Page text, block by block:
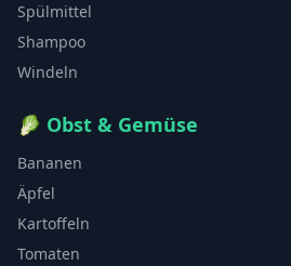
Spülmittel
Shampoo
Windeln
🥬 Obst & Gemüse
Bananen
Äpfel
Kartoffeln
Tomaten